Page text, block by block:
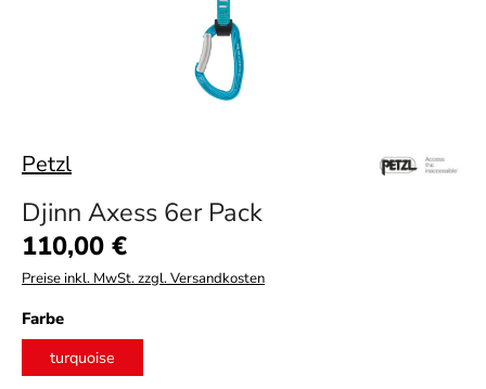
Petzl
Djinn Axess 6er Pack
Regulärer Preis:
110,00 €
Preise inkl. MwSt. zzgl. Versandkosten
Farbeauswählen
turquoise